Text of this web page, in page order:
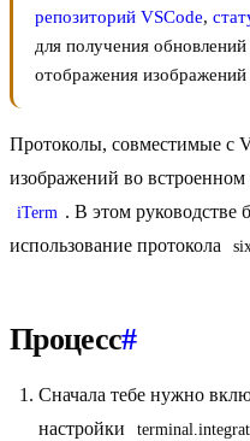
репозиторий VSCode,
для получения
отображения
Протоколы, совместимые с
изображений во
iTerm . В этом руководстве
использование протокола
Процесс#
Сначала тебе нужно
настройки